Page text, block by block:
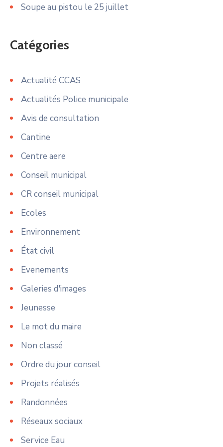
Soupe au pistou le 25 juillet
Catégories
Actualité CCAS
Actualités Police municipale
Avis de consultation
Cantine
Centre aere
Conseil municipal
CR conseil municipal
Ecoles
Environnement
État civil
Evenements
Galeries d'images
Jeunesse
Le mot du maire
Non classé
Ordre du jour conseil
Projets réalisés
Randonnées
Réseaux sociaux
Service Eau